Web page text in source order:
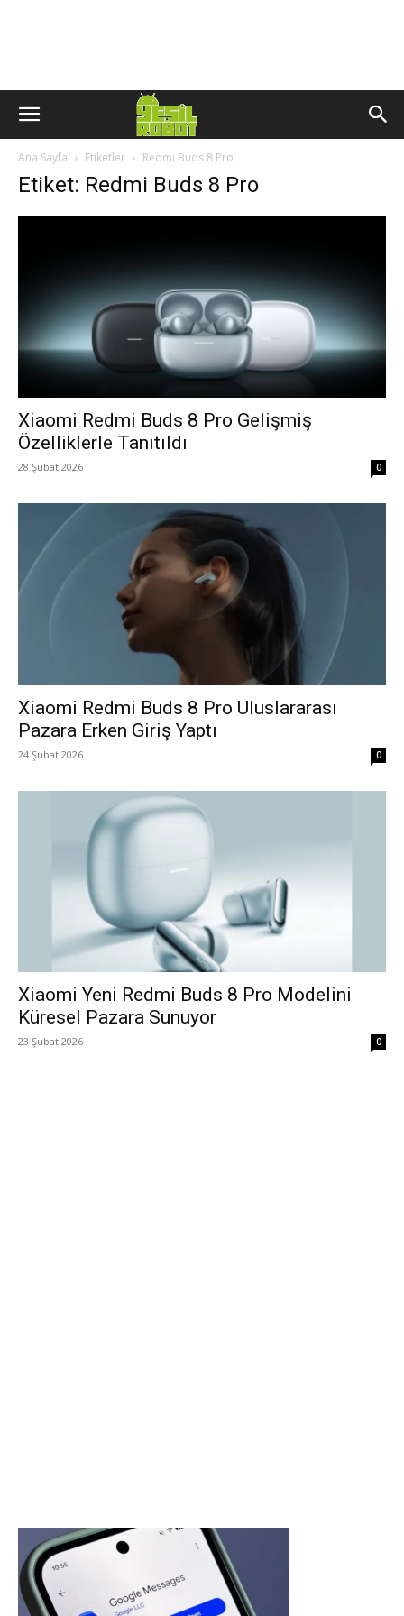
Ana Sayfa Etiketler Redmi Buds 8 Pro
Etiket: Redmi Buds 8 Pro
Xiaomi Redmi Buds 8 Pro Gelişmiş
Özelliklerle Tanıtıldı
28 Şubat 2026 0
Xiaomi Redmi Buds 8 Pro Uluslararası
Pazara Erken Giriş Yaptı
24 Şubat 2026 0
Xiaomi Yeni Redmi Buds 8 Pro Modelini
Küresel Pazara Sunuyor
23 Şubat 2026 0